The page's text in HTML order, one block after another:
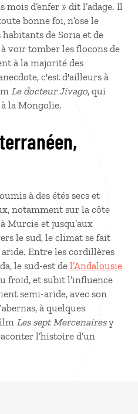
d’enfer » dit l’adage. Il
bonne foi, n’ose le
de Soria et de
voir tomber les flocons de
à la majorité des
c'est d'ailleurs à
Le docteur Jivago, qui
la Mongolie.
à des étés secs et
notamment sur la côte
à Murcie et jusqu’aux
le sud, le climat se fait
Entre les cordillères
le sud-est de l’Andalousie
froid, et subit l’influence
semi-aride, avec son
à quelques
Les sept Mercenairesy
l’histoire d’un